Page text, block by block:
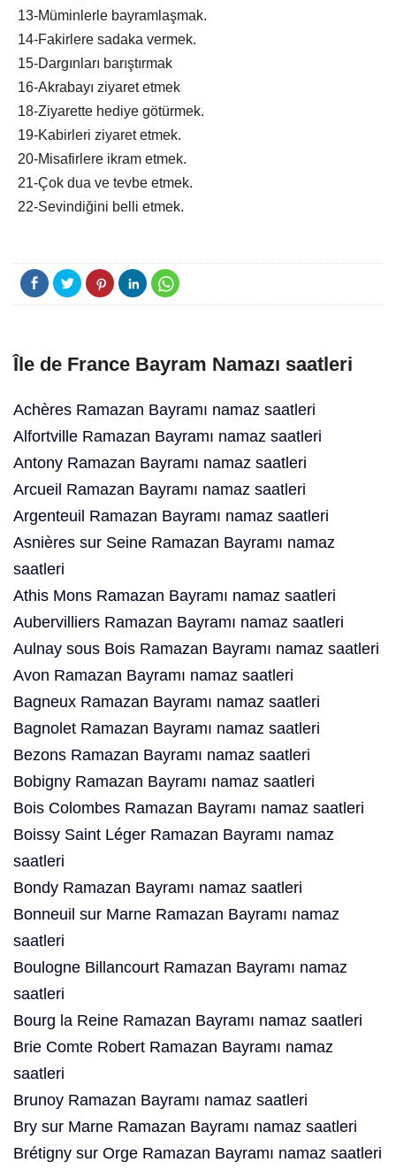
13-Müminlerle bayramlaşmak.
14-Fakirlere sadaka vermek.
15-Dargınları barıştırmak
16-Akrabayı ziyaret etmek
18-Ziyarette hediye götürmek.
19-Kabirleri ziyaret etmek.
20-Misafirlere ikram etmek.
21-Çok dua ve tevbe etmek.
22-Sevindiğini belli etmek.
Île de France Bayram Namazı saatleri
Achères Ramazan Bayramı namaz saatleri
Alfortville Ramazan Bayramı namaz saatleri
Antony Ramazan Bayramı namaz saatleri
Arcueil Ramazan Bayramı namaz saatleri
Argenteuil Ramazan Bayramı namaz saatleri
Asnières sur Seine Ramazan Bayramı namaz
saatleri
Athis Mons Ramazan Bayramı namaz saatleri
Aubervilliers Ramazan Bayramı namaz saatleri
Aulnay sous Bois Ramazan Bayramı namaz saatleri
Avon Ramazan Bayramı namaz saatleri
Bagneux Ramazan Bayramı namaz saatleri
Bagnolet Ramazan Bayramı namaz saatleri
Bezons Ramazan Bayramı namaz saatleri
Bobigny Ramazan Bayramı namaz saatleri
Bois Colombes Ramazan Bayramı namaz saatleri
Boissy Saint Léger Ramazan Bayramı namaz
saatleri
Bondy Ramazan Bayramı namaz saatleri
Bonneuil sur Marne Ramazan Bayramı namaz
saatleri
Boulogne Billancourt Ramazan Bayramı namaz
saatleri
Bourg la Reine Ramazan Bayramı namaz saatleri
Brie Comte Robert Ramazan Bayramı namaz
saatleri
Brunoy Ramazan Bayramı namaz saatleri
Bry sur Marne Ramazan Bayramı namaz saatleri
Brétigny sur Orge Ramazan Bayramı namaz saatleri